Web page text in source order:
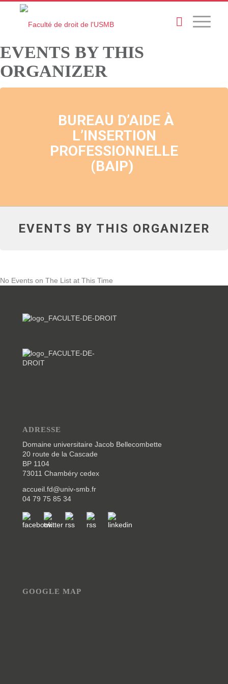
EVENTS BY THIS
ORGANIZER
BUREAU D’AIDE À
L’INSERTION
PROFESSIONNELLE
(BAIP)
EVENTS BY THIS ORGANIZER
No Events on The List at This Time
ADRESSE
Domaine universitaire Jacob Bellecombette
20 route de la Cascade
BP 1104
73011 Chambéry cedex
accueil.fd@univ-smb.fr
04 79 75 85 34
GOOGLE MAP